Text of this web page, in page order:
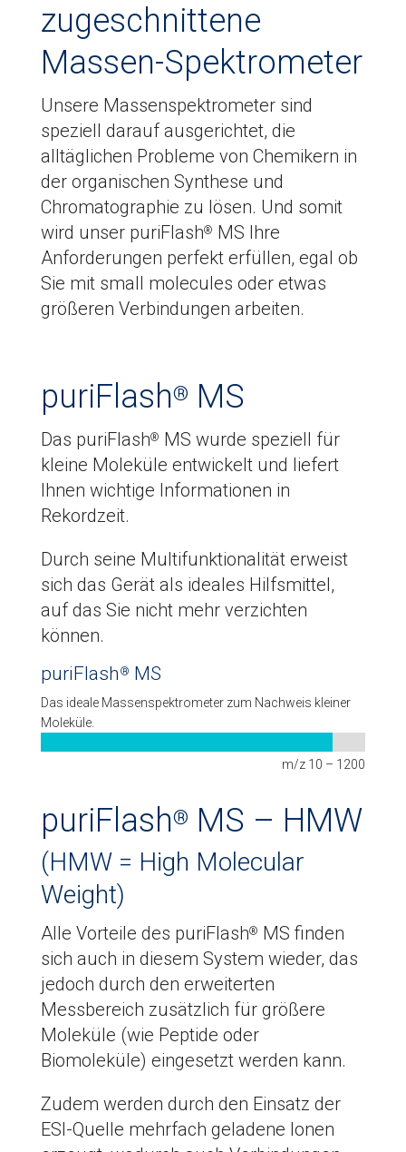
zugeschnittene
Massen-Spektrometer
Unsere Massenspektrometer sind
speziell darauf ausgerichtet, die
alltäglichen Probleme von Chemikern in
der organischen Synthese und
Chromatographie zu lösen. Und somit
wird unser puriFlash® MS Ihre
Anforderungen perfekt erfüllen, egal ob
Sie mit small molecules oder etwas
größeren Verbindungen arbeiten.
puriFlash® MS
Das puriFlash® MS wurde speziell für
kleine Moleküle entwickelt und liefert
Ihnen wichtige Informationen in
Rekordzeit.
Durch seine Multifunktionalität erweist
sich das Gerät als ideales Hilfsmittel,
auf das Sie nicht mehr verzichten
können.
puriFlash ® MS
Das ideale Massenspektrometer zum Nachweis kleiner
Moleküle.
m/z 10 – 1200
puriFlash® MS – HMW
(HMW = High Molecular
Weight)
Alle Vorteile des puriFlash® MS finden
sich auch in diesem System wieder, das
jedoch durch den erweiterten
Messbereich zusätzlich für größere
Moleküle (wie Peptide oder
Biomoleküle) eingesetzt werden kann.
Zudem werden durch den Einsatz der
ESI-Quelle mehrfach geladene Ionen